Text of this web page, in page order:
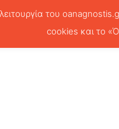
του
cookies και το